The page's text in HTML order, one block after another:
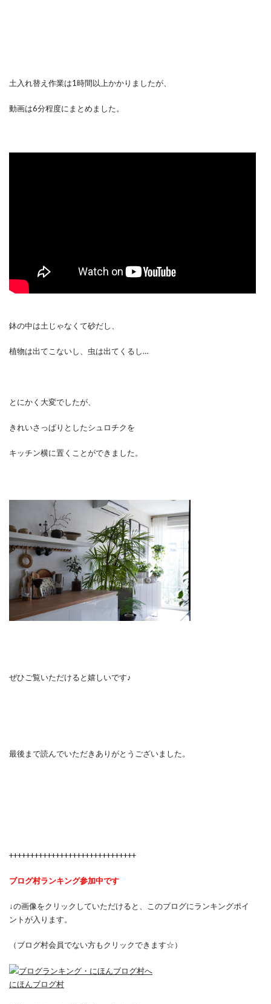
土入れ替え作業は1時間以上かかりましたが、
動画は6分程度にまとめました。
鉢の中は土じゃなくて砂だし、
植物は出てこないし、虫は出てくるし…
とにかく大変でしたが、
きれいさっぱりとしたシュロチクを
キッチン横に置くことができました。
ぜひご覧いただけると嬉しいです♪
最後まで読んでいただきありがとうございました。
++++++++++++++++++++++++++++++
ブログ村ランキング参加中です
↓の画像をクリックしていただけると、このブログにランキングポイ
ントが入ります。
（ブログ村会員でない方もクリックできます☆）
にほんブログ村